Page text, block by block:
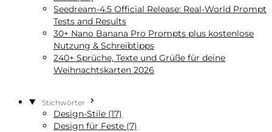
Seedream‑4.5 Official Release: Real-World Prompt
Tests and Results
30+ Nano Banana Pro Prompts plus kostenlose
Nutzung & Schreibtipps
240+ Sprüche, Texte und Grüße für deine
Weihnachtskarten 2026
Stichwörter
Design-Stile (17)
Design für Feste (7)